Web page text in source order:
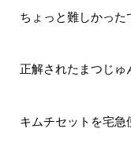
ちょっと難しかった
正解されたまつじゅ
キムチセットを宅